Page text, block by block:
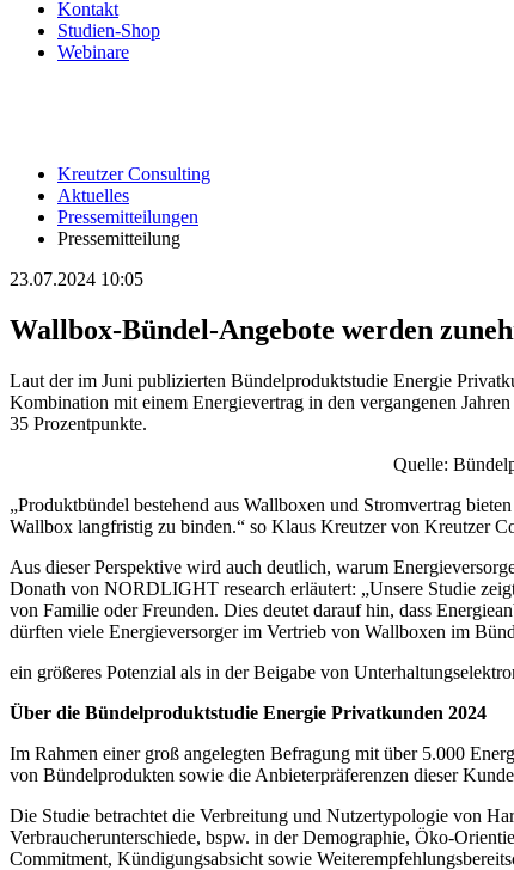
Kontakt
Studien-Shop
Webinare
Kreutzer Consulting
Aktuelles
Pressemitteilungen
Pressemitteilung
23.07.2024 10:05
Wallbox-Bündel-Angebote werden
Laut der im Juni publizierten Bündelproduktstudie Energie
Kombination mit einem Energievertrag in den vergangenen
35 Prozentpunkte.
Quelle:
„Produktbündel bestehend aus Wallboxen und Stromvertrag
Wallbox langfristig zu binden.“ so Klaus Kreutzer von Kreutzer
Aus dieser Perspektive wird auch deutlich, warum
Donath von NORDLIGHT research erläutert: „Unsere Studie
von Familie oder Freunden. Dies deutet darauf hin, dass
dürften viele Energieversorger im Vertrieb von Wallboxen im
ein größeres Potenzial als in der Beigabe von
Über die Bündelproduktstudie Energie Privatkunden 2024
Im Rahmen einer groß angelegten Befragung mit über 5.000
von Bündelprodukten sowie die Anbieterpräferenzen dieser
Die Studie betrachtet die Verbreitung und Nutzertypologie von
Verbraucherunterschiede, bspw. in der Demographie, Öko-
Commitment, Kündigungsabsicht sowie